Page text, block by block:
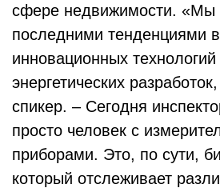
сфере недвижимости. «Мы
последними тенденциями
инновационных технологий
энергетических
спикер. – Сегодня
просто человек с
приборами. Это, по сути,
который отслеживает